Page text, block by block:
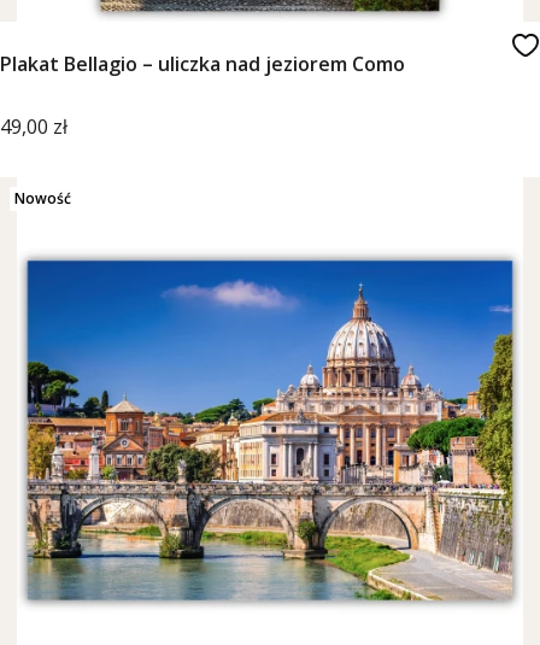
Plakat Bellagio – uliczka nad jeziorem Como
Cena
49,00 zł
Nowość